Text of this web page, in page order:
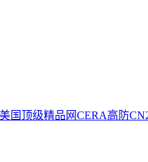
国顶级精品网CERA高防